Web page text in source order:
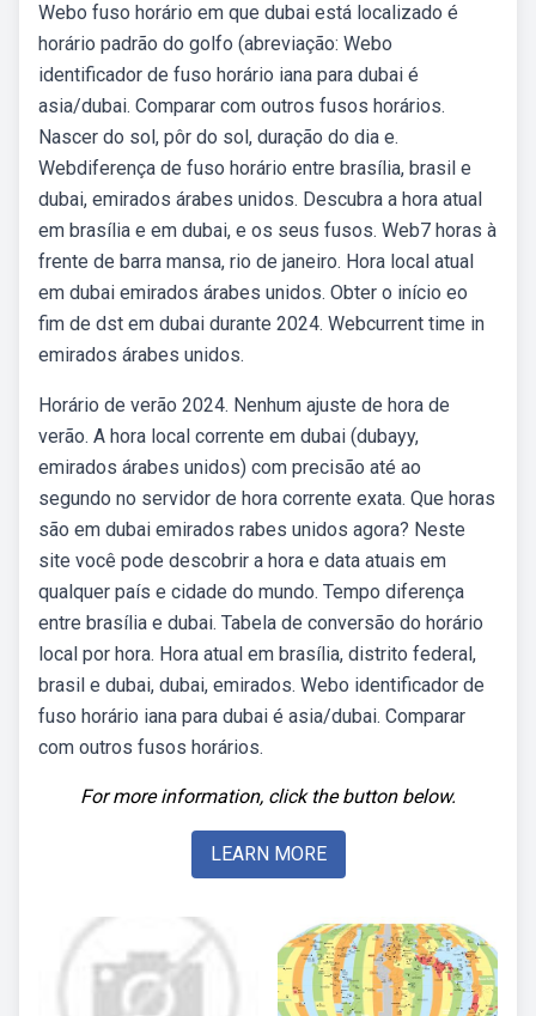
Webo fuso horário em que dubai está localizado é
horário padrão do golfo (abreviação: Webo
identificador de fuso horário iana para dubai é
asia/dubai. Comparar com outros fusos horários.
Nascer do sol, pôr do sol, duração do dia e.
Webdiferença de fuso horário entre brasília, brasil e
dubai, emirados árabes unidos. Descubra a hora atual
em brasília e em dubai, e os seus fusos. Web7 horas à
frente de barra mansa, rio de janeiro. Hora local atual
em dubai emirados árabes unidos. Obter o início eo
fim de dst em dubai durante 2024. Webcurrent time in
emirados árabes unidos.
Horário de verão 2024. Nenhum ajuste de hora de
verão. A hora local corrente em dubai (dubayy,
emirados árabes unidos) com precisão até ao
segundo no servidor de hora corrente exata. Que horas
são em dubai emirados rabes unidos agora? Neste
site você pode descobrir a hora e data atuais em
qualquer país e cidade do mundo. Tempo diferença
entre brasília e dubai. Tabela de conversão do horário
local por hora. Hora atual em brasília, distrito federal,
brasil e dubai, dubai, emirados. Webo identificador de
fuso horário iana para dubai é asia/dubai. Comparar
com outros fusos horários.
For more information, click the button below.
LEARN MORE